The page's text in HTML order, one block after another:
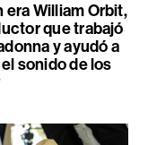
era William Orbit,
que trabajó
y ayudó a
sonido de los